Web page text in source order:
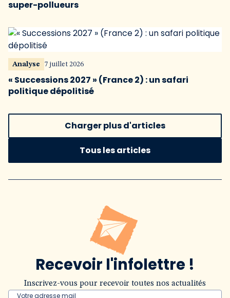
super-pollueurs
Analyse 7 juillet 2026
« Successions 2027 » (France 2) : un safari
politique dépolitisé
Charger plus d'articles
Tous les articles
Recevoir l'infolettre !
Inscrivez-vous pour recevoir toutes nos actualités
Votre adresse mail